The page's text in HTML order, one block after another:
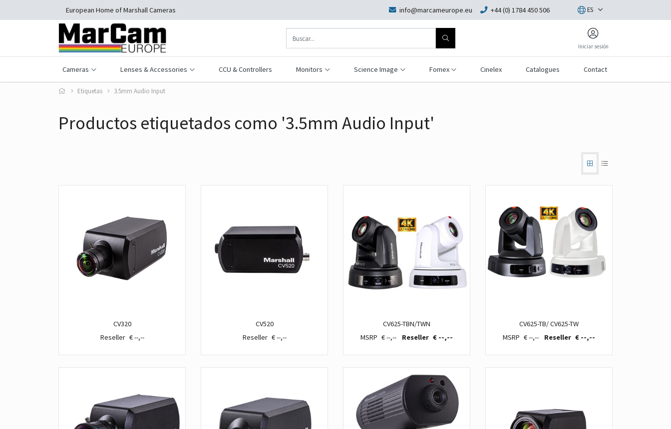
European Home of Marshall Cameras info@marcameurope.eu +44 (0) 1784 450 506 ES
Iniciar sesión
Cameras Lenses & Accessories CCU & Controllers Monitors Science Image Fomex Cinelex Catalogues Contact
Etiquetas 3.5mm Audio Input
Productos etiquetados como '3.5mm Audio Input'
CV320
€ --,--
CV520
€ --,--
CV625-TBN/TWN
€ --,--
€ --,--
CV625-TB/ CV625-TW
€ --,--
€ --,--